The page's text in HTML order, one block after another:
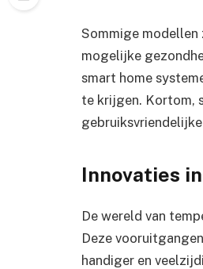
Sommige modellen
mogelijke
smart home
te krijgen. Kortom,
Innovaties
De wereld van
Deze
handiger en